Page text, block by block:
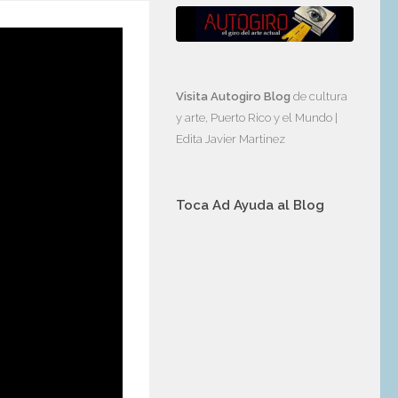
Visita Autogiro Blog de cultura
y arte, Puerto Rico y el Mundo |
Edita Javier Martinez
Toca Ad Ayuda al Blog